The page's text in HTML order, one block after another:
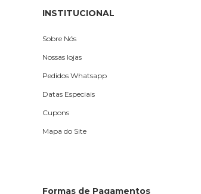
INSTITUCIONAL
Sobre Nós
Nossas lojas
Pedidos Whatsapp
Datas Especiais
Cupons
Mapa do Site
Formas de Pagamentos